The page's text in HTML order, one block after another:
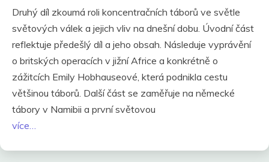
Druhý díl zkoumá roli koncentračních táborů ve světle
světových válek a jejich vliv na dnešní dobu. Úvodní část
reflektuje předešlý díl a jeho obsah. Následuje vyprávění
o britských operacích v jižní Africe a konkrétně o
zážitcích Emily Hobhauseové, která podnikla cestu
většinou táborů. Další část se zaměřuje na německé
tábory v Namibii a první světovou
více…